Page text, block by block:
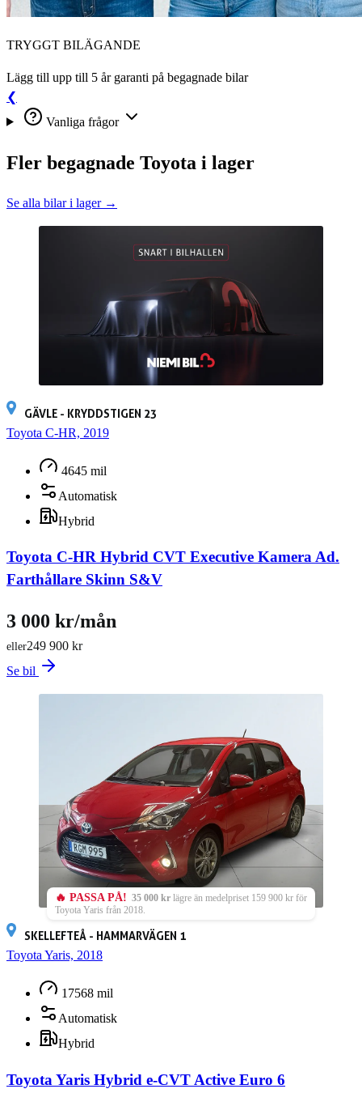
TRYGGT BILÄGANDE
Lägg till upp till 5 år garanti på begagnade bilar
❮
Vanliga frågor
Fler begagnade Toyota i lager
Se alla bilar i lager →
GÄVLE - KRYDDSTIGEN 23
Toyota C-HR, 2019
4645 mil
Automatisk
Hybrid
Toyota C-HR Hybrid CVT Executive Kamera Ad.
Farthållare Skinn S&V
249 900 kr
eller
3 000 kr/mån
Se bil
🔥 PASSA PÅ! 35 000 kr lägre än medelpriset 159 900 kr för
Toyota Yaris från 2018.
SKELLEFTEÅ - HAMMARVÄGEN 1
Toyota Yaris, 2018
17568 mil
Automatisk
Hybrid
Toyota Yaris Hybrid e-CVT Active Euro 6